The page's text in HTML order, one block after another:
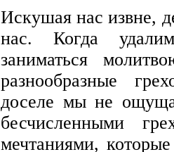
Искушая нас извне,
нас. Когда
заниматься
разнообразные
доселе мы не
бесчисленными
мечтаниями,